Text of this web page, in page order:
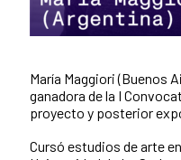
María Maggiori (Buenos
ganadora de la I
proyecto y posterior
Cursó estudios de arte